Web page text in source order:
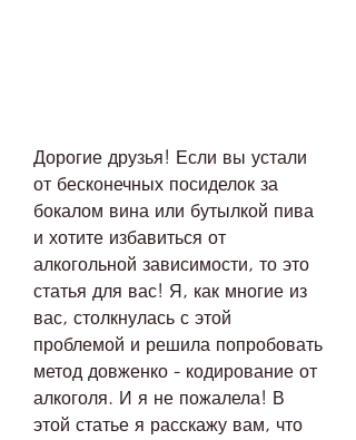
Дорогие друзья! Если вы устали
от бесконечных посиделок за
бокалом вина или бутылкой пива
и хотите избавиться от
алкогольной зависимости, то это
статья для вас! Я, как многие из
вас, столкнулась с этой
проблемой и решила попробовать
метод довженко - кодирование от
алкоголя. И я не пожалела! В
этой статье я расскажу вам, что